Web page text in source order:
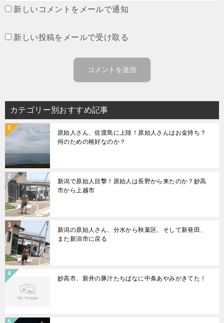
新しいコメントをメールで通知
新しい投稿をメールで受け取る
カテゴリー別おすすめ記事
原始人さん、佐渡島に上陸！原始人さんはお金持ち？
何のための格好なのか？
新潟で原始人目撃！原始人は長野から来たのか？妙高
市から上越市
新潟の原始人さん、分水から秋葉区、そして新発田、
また新潟市に戻る
妙高市、新井の豚汁たちばなに中条あやみがきてた！